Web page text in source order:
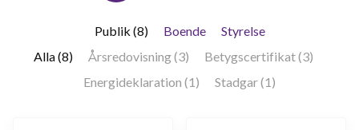
Publik (8) Boende
Styrelse
Alla (8)
Årsredovisning (3)
Betygscertifikat (3)
Energideklaration (1)
Stadgar (1)